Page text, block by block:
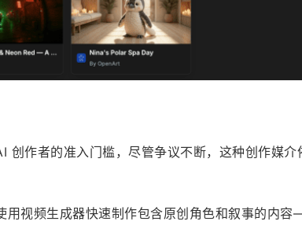
创作者的准入门槛，尽管争议不断，这种创作媒介
视频生成器快速制作包含原创角色和叙事的内